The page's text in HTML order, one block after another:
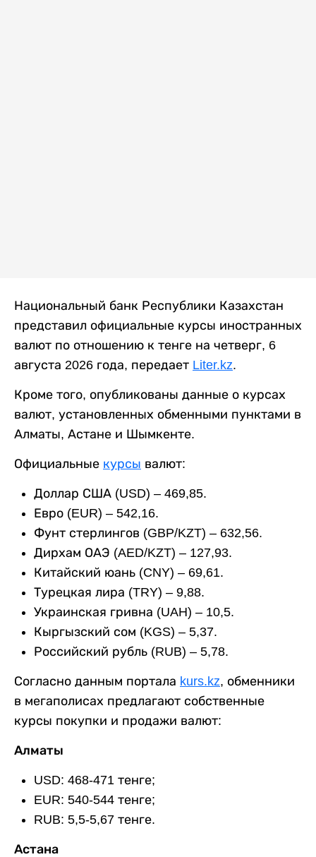
Национальный банк Республики Казахстан
представил официальные курсы иностранных
валют по отношению к тенге на четверг, 6
августа 2026 года, передает Liter.kz.
Кроме того, опубликованы данные о курсах
валют, установленных обменными пунктами в
Алматы, Астане и Шымкенте.
Официальные курсы валют:
Доллар США (USD) – 469,85.
Евро (EUR) – 542,16.
Фунт стерлингов (GBP/KZT) – 632,56.
Дирхам ОАЭ (AED/KZT) – 127,93.
Китайский юань (CNY) – 69,61.
Турецкая лира (TRY) – 9,88.
Украинская гривна (UAH) – 10,5.
Кыргызский сом (KGS) – 5,37.
Российский рубль (RUB) – 5,78.
Согласно данным портала kurs.kz, обменники
в мегаполисах предлагают собственные
курсы покупки и продажи валют:
Алматы
USD: 468-471 тенге;
EUR: 540-544 тенге;
RUB: 5,5-5,67 тенге.
Астана